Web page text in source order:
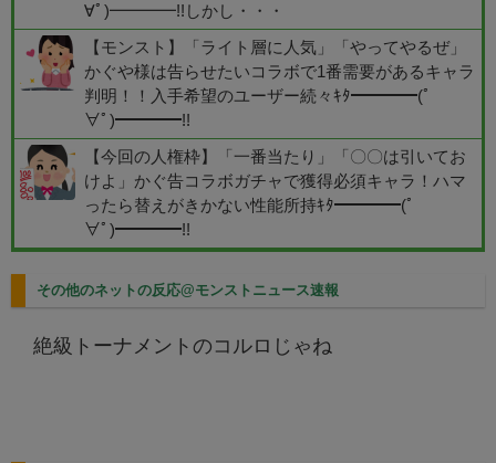
∀ﾟ)━━━━!!しかし・・・
【モンスト】「ライト層に人気」「やってやるぜ」
かぐや様は告らせたいコラボで1番需要があるキャラ
判明！！入手希望のユーザー続々ｷﾀ━━━━(ﾟ
∀ﾟ)━━━━!!
【今回の人権枠】「一番当たり」「〇〇は引いてお
けよ」かぐ告コラボガチャで獲得必須キャラ！ハマ
ったら替えがきかない性能所持ｷﾀ━━━━(ﾟ
∀ﾟ)━━━━!!
その他のネットの反応@モンストニュース速報
絶級トーナメントのコルロじゃね